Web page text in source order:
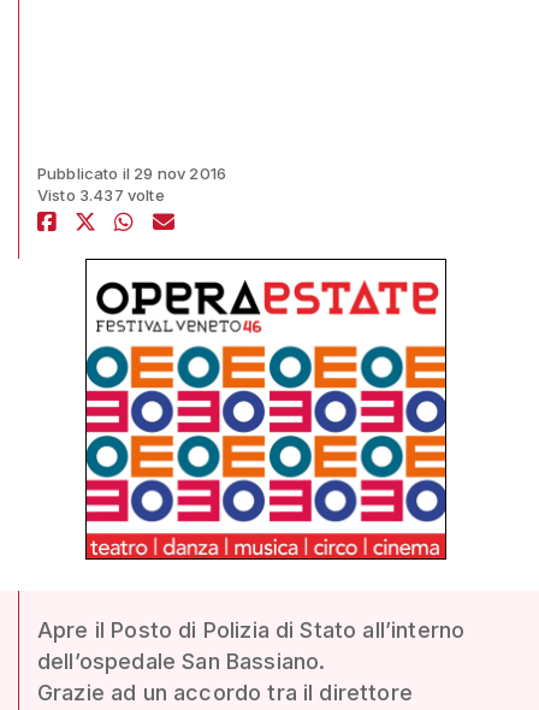
Pubblicato il 29 nov 2016
Visto 3.437 volte
Apre il Posto di Polizia di Stato all’interno
dell’ospedale San Bassiano.
Grazie ad un accordo tra il direttore